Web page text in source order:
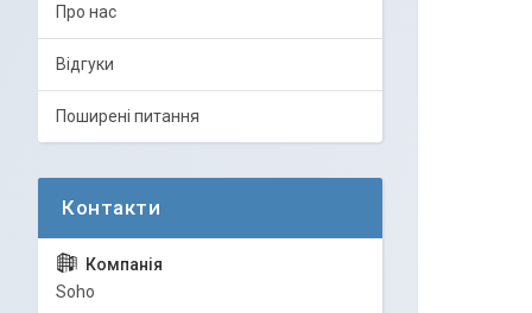
Про нас
Відгуки
Поширені питання
Soho